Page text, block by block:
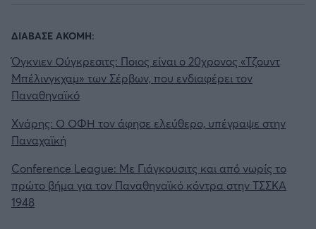
ΔΙΑΒΑΣΕ ΑΚΟΜΗ:
Όγκνιεν Ούγκρεσιτς: Ποιος είναι ο 20χρονος «Τζουντ
Μπέλινγκχαμ» των Σέρβων, που ενδιαφέρει τον
Παναθηναϊκό
Χνάρης: Ο ΟΦΗ τον άφησε ελεύθερο, υπέγραψε στην
Παναχαϊκή
Conference League: Με Γιάγκουσιτς και από νωρίς το
πρώτο βήμα για τον Παναθηναϊκό κόντρα στην ΤΣΣΚΑ
1948